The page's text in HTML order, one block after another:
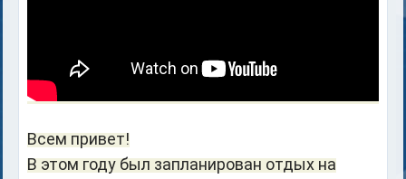
Всем привет!
В этом году был запланирован отдых на